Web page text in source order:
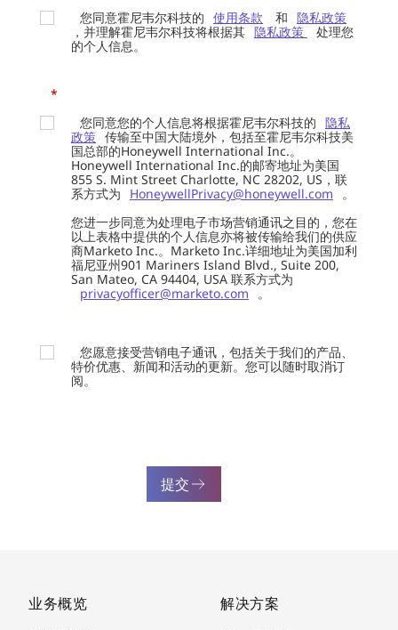
您同意霍尼韦尔科技的 使用条款 和 隐私政策
，并理解霍尼韦尔科技将根据其 隐私政策
处理您
的个人信息。
*
您同意您的个人信息将根据霍尼韦尔科技的 隐私
政策 传输至中国大陆境外，包括至霍尼韦尔科技美
国总部的Honeywell International Inc.。
Honeywell International Inc.的邮寄地址为美国
855 S. Mint Street Charlotte, NC 28202, US，联
系方式为
HoneywellPrivacy@honeywell.com
。
您进一步同意为处理电子市场营销通讯之目的，您在
以上表格中提供的个人信息亦将被传输给我们的供应
商Marketo Inc.。Marketo Inc.详细地址为美国加利
福尼亚州901 Mariners Island Blvd., Suite 200,
San Mateo, CA 94404, USA 联系方式为
privacyofficer@marketo.com
。
您愿意接受营销电子通讯，包括关于我们的产品、
特价优惠、新闻和活动的更新。您可以随时取消订
阅。
提交
业务概览
解决方案